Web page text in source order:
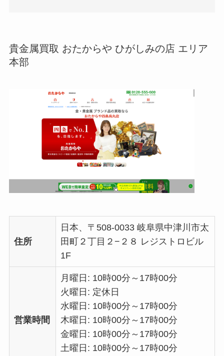
貴金属買取 おたからや ひがしみの店 エリア
本部
住所
日本、〒508-0033 岐阜県中津川市太
田町２丁目２−２８ レジストロビル
1F
営業時間
月曜日: 10時00分～17時00分
火曜日: 定休日
水曜日: 10時00分～17時00分
木曜日: 10時00分～17時00分
金曜日: 10時00分～17時00分
土曜日: 10時00分～17時00分